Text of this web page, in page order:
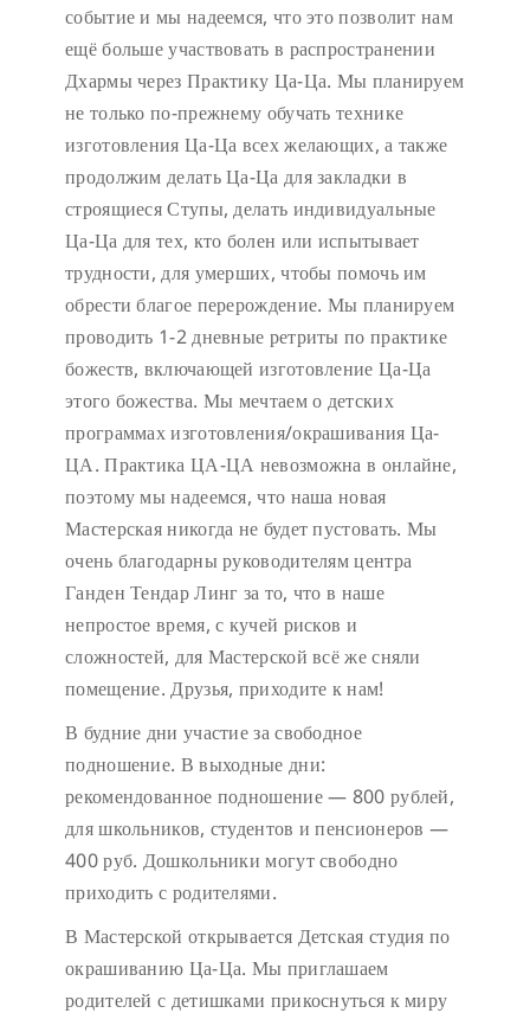
событие и мы надеемся, что это позволит нам
ещё больше участвовать в распространении
Дхармы через Практику Ца-Ца. Мы планируем
не только по-прежнему обучать технике
изготовления Ца-Ца всех желающих, а также
продолжим делать Ца-Ца для закладки в
строящиеся Ступы, делать индивидуальные
Ца-Ца для тех, кто болен или испытывает
трудности, для умерших, чтобы помочь им
обрести благое перерождение. Мы планируем
проводить 1-2 дневные ретриты по практике
божеств, включающей изготовление Ца-Ца
этого божества. Мы мечтаем о детских
программах изготовления/окрашивания Ца-
ЦА. Практика ЦА-ЦА невозможна в онлайне,
поэтому мы надеемся, что наша новая
Мастерская никогда не будет пустовать. Мы
очень благодарны руководителям центра
Ганден Тендар Линг за то, что в наше
непростое время, с кучей рисков и
сложностей, для Мастерской всё же сняли
помещение. Друзья, приходите к нам!
В будние дни участие за свободное
подношение. В выходные дни:
рекомендованное подношение — 800 рублей,
для школьников, студентов и пенсионеров —
400 руб. Дошкольники могут свободно
приходить с родителями.
В Мастерской открывается Детская студия по
окрашиванию Ца-Ца. Мы приглашаем
родителей с детишками прикоснуться к миру